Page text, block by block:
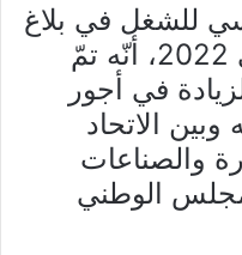
للشغل في بلاغ
له اليوم السبت 1 جانفي 2022، أنّه تمّ
في أجور
الاتحاد
والصناعات
الوطني